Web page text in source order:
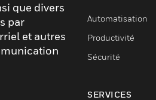
que divers
par
et autres
Automatisation
Productivité
Sécurité
SERVICES